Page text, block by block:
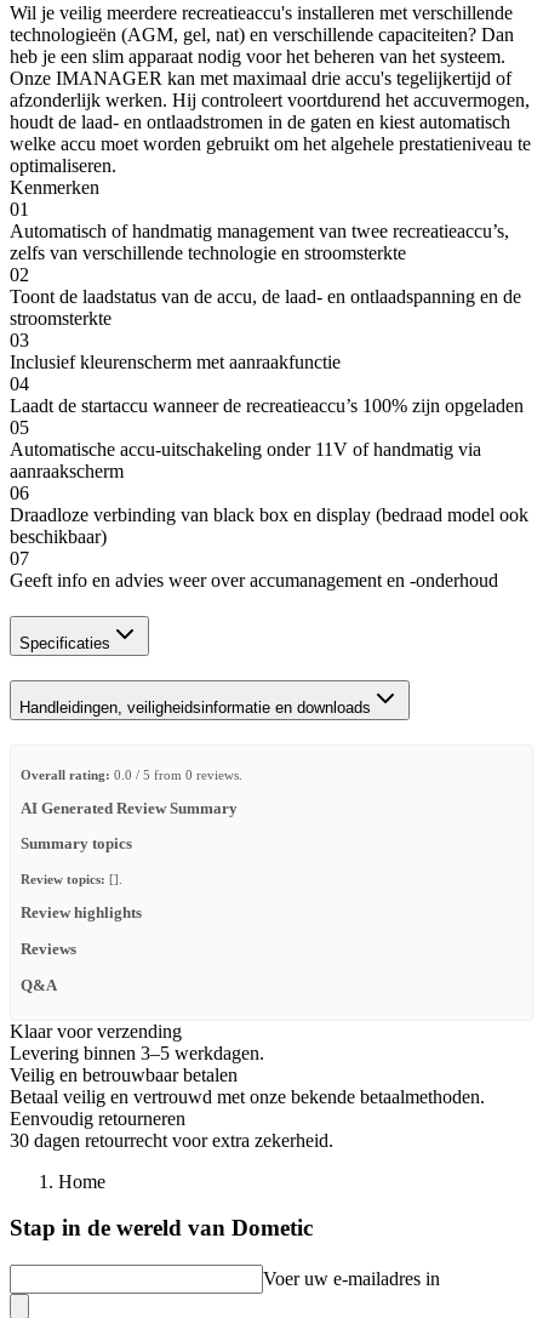
Wil je veilig meerdere recreatieaccu's installeren met verschillende
technologieën (AGM, gel, nat) en verschillende capaciteiten? Dan
heb je een slim apparaat nodig voor het beheren van het systeem.
Onze IMANAGER kan met maximaal drie accu's tegelijkertijd of
afzonderlijk werken. Hij controleert voortdurend het accuvermogen,
houdt de laad- en ontlaadstromen in de gaten en kiest automatisch
welke accu moet worden gebruikt om het algehele prestatieniveau te
optimaliseren.
Kenmerken
01
Automatisch of handmatig management van twee recreatieaccu’s,
zelfs van verschillende technologie en stroomsterkte
02
Toont de laadstatus van de accu, de laad- en ontlaadspanning en de
stroomsterkte
03
Inclusief kleurenscherm met aanraakfunctie
04
Laadt de startaccu wanneer de recreatieaccu’s 100% zijn opgeladen
05
Automatische accu-uitschakeling onder 11V of handmatig via
aanraakscherm
06
Draadloze verbinding van black box en display (bedraad model ook
beschikbaar)
07
Geeft info en advies weer over accumanagement en -onderhoud
Specificaties
Handleidingen, veiligheidsinformatie en downloads
Overall rating: 0.0 / 5 from 0 reviews.
AI Generated Review Summary
Summary topics
Review topics: [].
Review highlights
Reviews
Q&A
Klaar voor verzending
Levering binnen 3–5 werkdagen.
Veilig en betrouwbaar betalen
Betaal veilig en vertrouwd met onze bekende betaalmethoden.
Eenvoudig retourneren
30 dagen retourrecht voor extra zekerheid.
Home
Stap in de wereld van Dometic
Voer uw e-mailadres in